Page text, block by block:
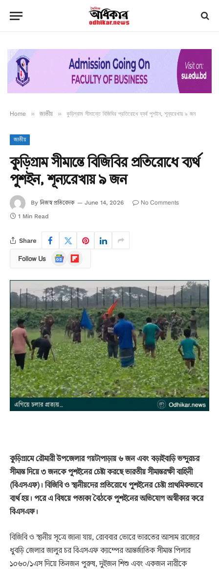
Home » জাতীয় » কুড়িগ্রাম সীমান্তে বিজিবির প্রতিরোধে ব্যর্থ পুশইন, শূন্যরেখায় ৯ জন
জাতীয়
কুড়িগ্রাম সীমান্তে বিজিবির প্রতিরোধে ব্যর্থ
পুশইন, শূন্যরেখায় ৯ জন
By নিজস্ব প্রতিবেদক June 14, 2026 No Comments
1 Min Read
Share
Follow Us
Google
News
Flipboard
কুড়িগ্রামে রৌমারী উপজেলার গয়টাপাড়ায় ৬ জন এবং বড়াইবাড়ি ভন্দুরচর
সীমান্ত দিয়ে ৩ জনকে পুশইনের চেষ্টা করছে ভারতীয় সীমান্তরক্ষী বাহিনী
(বিএসএফ)। বিজিবি ও স্থানীয়দের প্রতিরোধে পুশইনের চেষ্টা প্রাথমিকভাবে
ব্যর্থ হয়। পরে এ বিষয়ে পতাকা বৈঠকে পুশইনের অভিযোগ অস্বীকার করে
বিএসএফ।
বিজিবি ও স্থানীয় সূত্রে জানা যায়, রোববার ভোরে ভারতের আসাম রাজ্যের
ধুবড়ি জেলার জালুর চর বিএসএফ ক্যাম্পের আন্তর্জাতিক সীমান্ত পিলার
১০৬০/১এস দিয়ে তিনজন পুরুষ, দুইজন শিশু এবং একজন নারীকে